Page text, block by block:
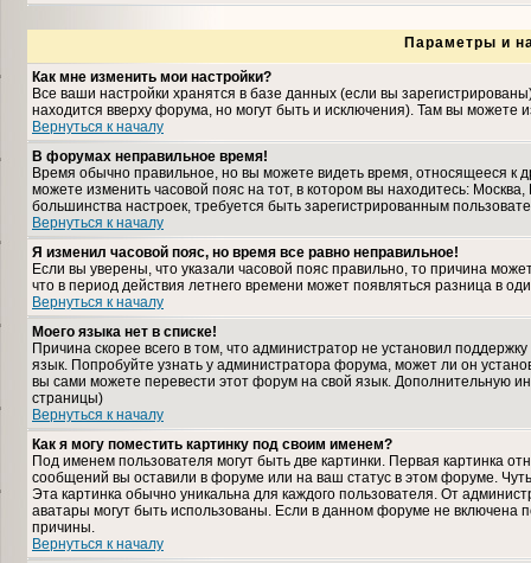
Параметры и
Как мне изменить мои настройки?
Все ваши настройки хранятся в базе данных (если вы
находится вверху форума, но могут быть и исключения). Там вы можете
Вернуться к началу
В форумах неправильное время!
Время обычно правильное, но вы можете видеть время, относящееся к
можете изменить часовой пояс на тот, в котором вы находитесь:
большинства настроек, требуется быть зарегистрированным
Вернуться к началу
Я изменил часовой пояс, но время все равно неправильное!
Если вы уверены, что указали часовой пояс правильно, то причина
что в период действия летнего времени может появляться разница в
Вернуться к началу
Моего языка нет в списке!
Причина скорее всего в том, что администратор не установил
язык. Попробуйте узнать у администратора форума, может ли он
вы сами можете перевести этот форум на свой язык. Дополнительную
страницы)
Вернуться к началу
Как я могу поместить картинку под своим именем?
Под именем пользователя могут быть две картинки. Первая картинка
сообщений вы оставили в форуме или на ваш статус в этом форуме.
Эта картинка обычно уникальна для каждого пользователя. От
аватары могут быть использованы. Если в данном форуме не включена
причины.
Вернуться к началу